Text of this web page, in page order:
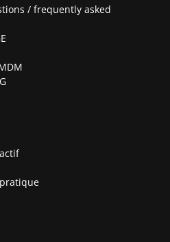
/ frequently asked